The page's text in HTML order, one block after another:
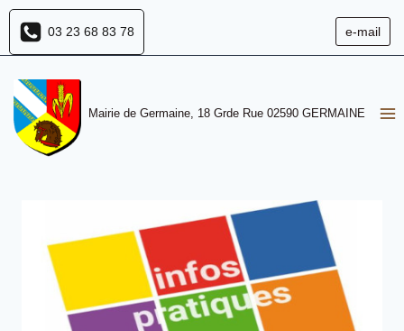
Aller
contenu
03 23 68 83 78 e-mail
Mairie de Germaine, 18 Grde Rue 02590 GERMAINE